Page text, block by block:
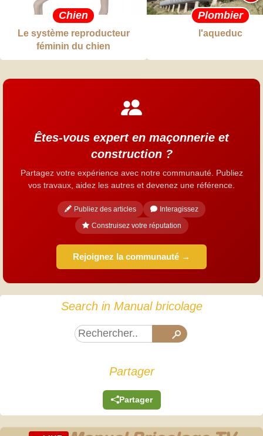
Chien
Le système reproducteur
féminin du chien
Plombier
l'aqueduc
Êtes-vous expert en maçonnerie et
construction ?
Partagez votre expérience avec notre communauté. Publiez
vos travaux, aidez les autres et devenez une référence.
Publiez des articles
Interagissez
Construisez votre réputation
Rejoignez la communauté →
Search in Manual bricolage
Partager
Partager